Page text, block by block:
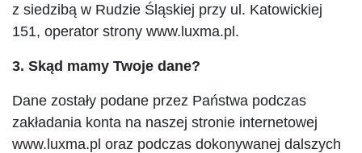
z siedzibą w Rudzie Śląskiej przy ul. Katowickiej
151, operator strony www.luxma.pl.
3. Skąd mamy Twoje dane?
Dane zostały podane przez Państwa podczas
zakładania konta na naszej stronie internetowej
www.luxma.pl oraz podczas dokonywanej dalszych